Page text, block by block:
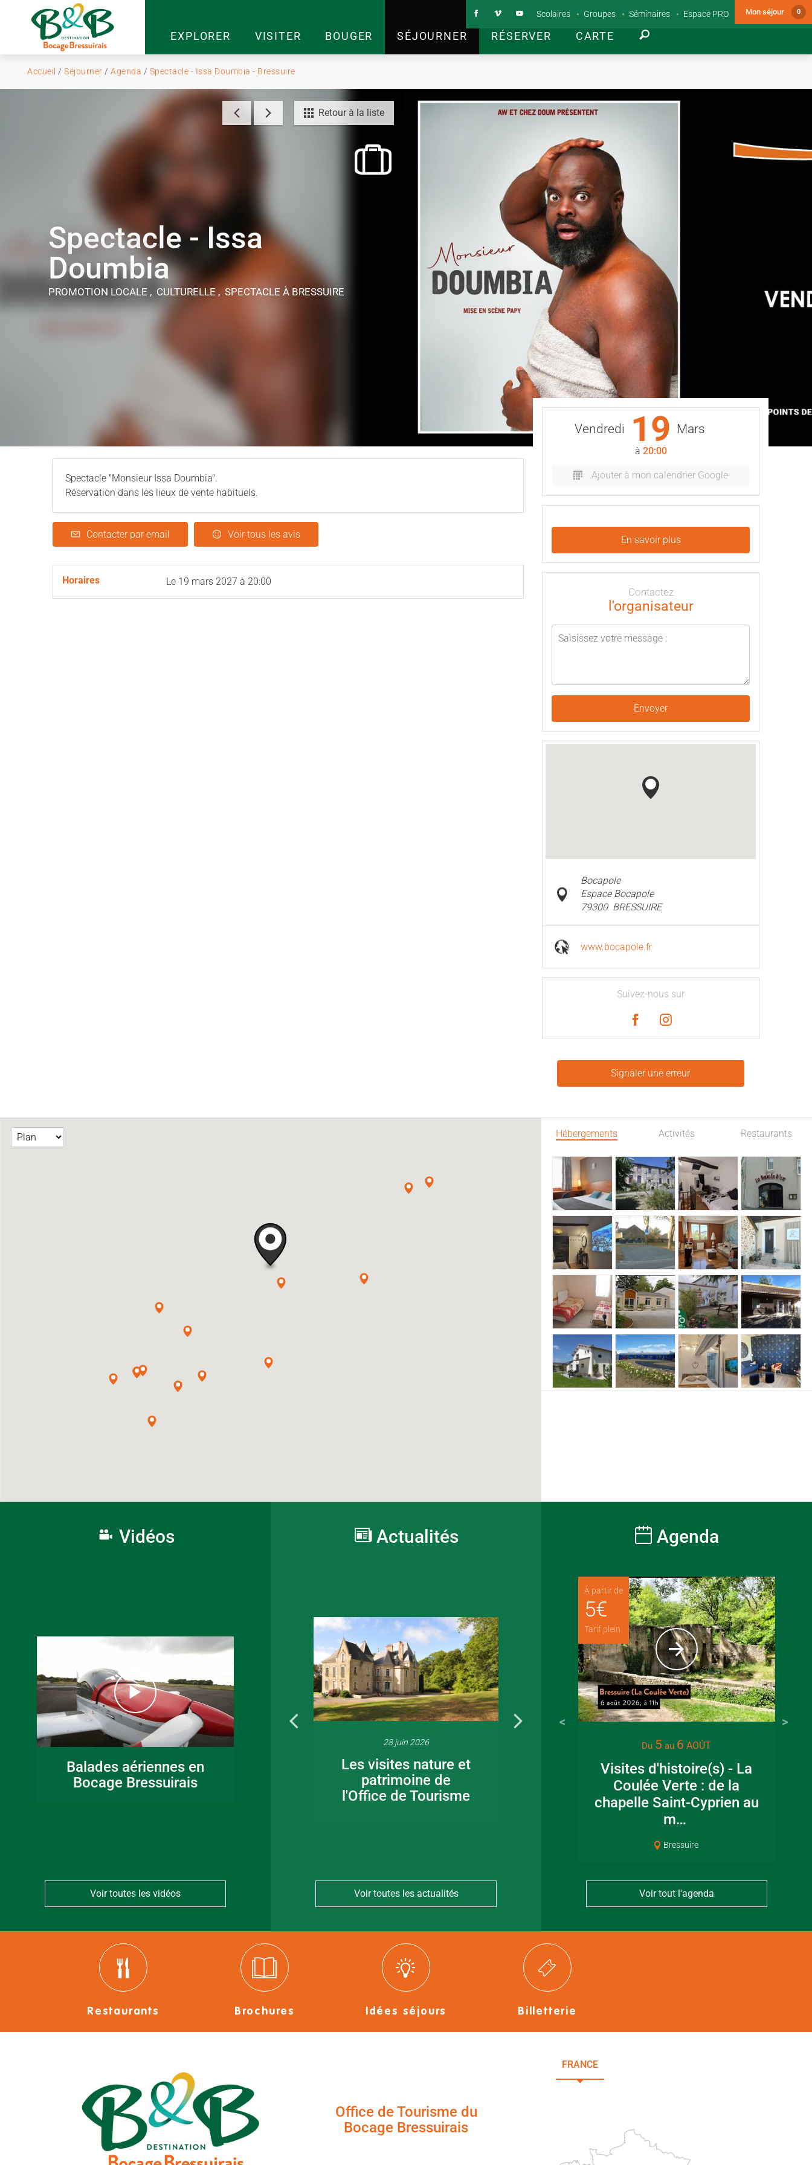
EXPLORER VISITER BOUGER SÉJOURNER RÉSERVER CARTE
Scolaires Groupes Séminaires Espace PRO Mon séjour 0
Accueil / Séjourner / Agenda / Spectacle - Issa Doumbia - Bressuire
Retour à la liste
Spectacle - Issa
Doumbia
PROMOTION LOCALE , CULTURELLE , SPECTACLE À BRESSUIRE
Spectacle "Monsieur Issa Doumbia".
Réservation dans les lieux de vente habituels.
Contacter par email Voir tous les avis
Horaires Le 19 mars 2027 à 20:00
Vendredi 19 Mars
à 20:00
Ajouter à mon calendrier Google
En savoir plus
Contactez
l'organisateur
Envoyer
Bocapole
Espace Bocapole
79300 BRESSUIRE
www.bocapole.fr
Suivez-nous sur
Signaler une erreur
Hébergements Activités Restaurants
Vidéos
Balades aériennes en
Bocage Bressuirais
Voir toutes les vidéos
Actualités
16 juin 2026
Fête de la musique
en Bocage
28 juin 2026
Les visites nature et
patrimoine de
l'Office de Tourisme
Visite guidée en
canoë en Bocage
Bressuirais
Fête de la
Voir toutes les actualités
Agenda
À partir de
5€
Tarif plein
Du 5 au 6 AOÛT
Visites d'histoire(s) - La
Coulée Verte : de la
chapelle Saint-Cyprien au
m…
Bressuire
Voir tout l'agenda
Restaurants Brochures Idées séjours Billetterie
Office de Tourisme du
Bocage Bressuirais
FRANCE